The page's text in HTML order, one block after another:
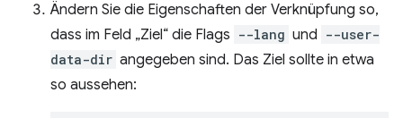
Ändern Sie die Eigenschaften der Verknüpfung so,
dass im Feld „Ziel“ die Flags --lang und --user-
data-dir angegeben sind. Das Ziel sollte in etwa
so aussehen: